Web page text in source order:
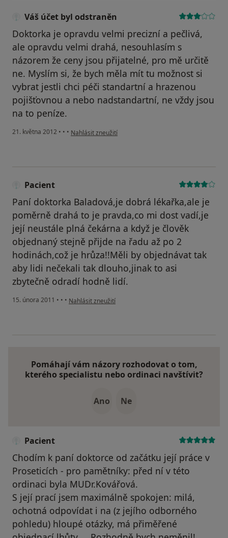
Váš účet byl odstraněn
Doktorka je opravdu velmi precizní a pečlivá,
ale opravdu velmi drahá, nesouhlasím s
názorem že ceny jsou přijatelné, pro mě určitě
ne. Myslím si, že bych měla mít tu možnost si
vybrat jestli chci péči standartní a hrazenou
pojišťovnou a nebo nadstandartní, ne vždy jsou
na to peníze.
21. května 2012 • • • podle názoru uživatele Váš účet byl odstraněn
Nahlásit zneužití
Pacient
Paní doktorka Baladová,je dobrá lékařka,ale je
poměrně drahá to je pravda,co mi dost vadí,je
její neustále plná čekárna a když je člověk
objednaný stejně přijde na řadu až po 2
hodinách,což je hrůza!!Měli by objednávat tak
aby lidi nečekali tak dlouho,jinak to asi
zbytečně odradí hodně lidí.
15. února 2011 • • • podle názoru uživatele Pacient
Nahlásit zneužití
Pomáhají vám názory rozhodovat o tom,
kterého specialistu nebo ordinaci navštívit?
Ano Ne
Pacient
Chodím k paní doktorce od začátku její práce v
Proseticích - pro pamětníky: před ní v této
ordinaci byla MUDr.Kovářová.
S její prací jsem maximálně spokojen: milá,
ochotná odpovídat i na (z jejího odborného
pohledu) hloupé otázky, má přiměřené